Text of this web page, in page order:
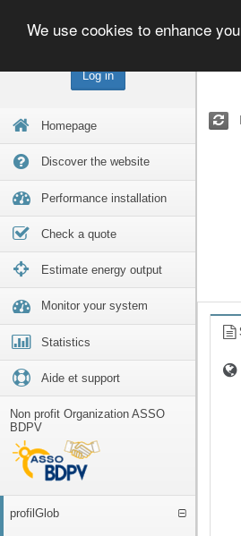
Log in
Homepage
Discover the website
Performance installation
Check a quote
Estimate energy output
Monitor your system
Statistics
Aide et support
Non profit Organization ASSO
BDPV
profilGlob
We use cookies to enhance